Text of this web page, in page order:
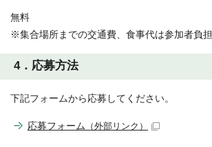
無料
※集合場所までの交通費、食事代は参加者負担
4．応募方法
下記フォームから応募してください。
応募フォーム （外部リンク）